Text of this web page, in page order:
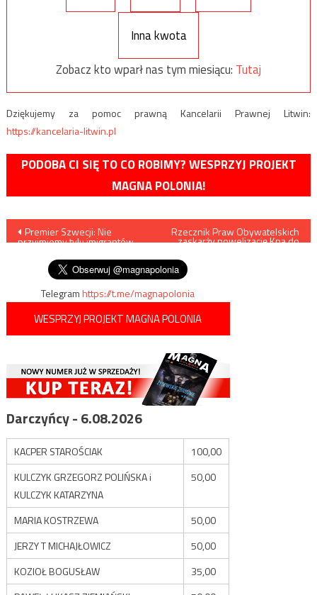
Inna kwota
Zobacz kto wparł nas tym miesiącu: Tutaj
Dziękujemy za pomoc prawną Kancelarii Prawnej Litwin:
https://kancelaria-litwin.pl
PODOBA CI SIĘ TO CO ROBIMY? WESPRZYJ PROJEKT
MAGNA POLONIA!
Nawigacja
wpisu
Premier Szwecji: Nie
przyjmiemy tylu imigrantów,
Rzecznik Praw Obywatelskich
zaskarży nowelizację Kpa do
Telegramhttps://t.me/magnapolonia
WESPRZYJ PROJEKT MAGNA POLONIA
Darczyńcy - 6.08.2026
KACPER STAROŚCIAK
100,00
KULCZYK GRZEGORZ POLIŃSKA i
KULCZYK KATARZYNA
50,00
MARIA KOSTRZEWA
50,00
JERZY T MICHAJŁOWICZ
50,00
KOZIOŁ BOGUSŁAW
35,00